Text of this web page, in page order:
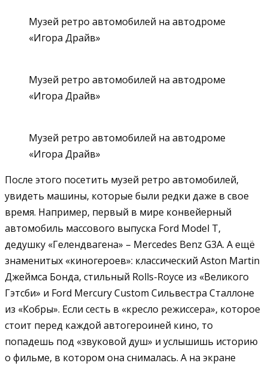
Музей ретро автомобилей на автодроме
«Игора Драйв»
Музей ретро автомобилей на автодроме
«Игора Драйв»
Музей ретро автомобилей на автодроме
«Игора Драйв»
После этого посетить музей ретро автомобилей,
увидеть машины, которые были редки даже в свое
время. Например, первый в мире конвейерный
автомобиль массового выпуска Ford Model T,
дедушку «Гелендвагена» – Mercedes Benz G3A. А ещё
знаменитых «киногероев»: классический Aston Martin
Джеймса Бонда, стильный Rolls-Royce из «Великого
Гэтсби» и Ford Mercury Custom Сильвестра Сталлоне
из «Кобры». Если сесть в «кресло режиссера», которое
стоит перед каждой автогероиней кино, то
попадешь под «звуковой душ» и услышишь историю
о фильме, в котором она снималась. А на экране